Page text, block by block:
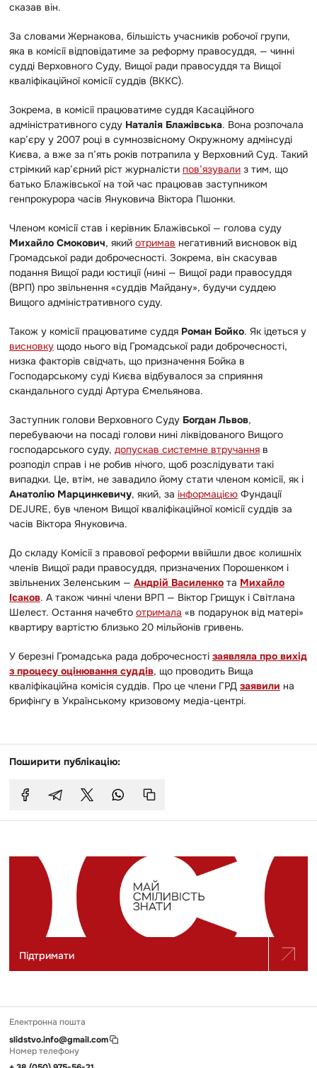
сказав він.
За словами Жернакова, більшість учасників робочої групи,
яка в комісії відповідатиме за реформу правосуддя, — чинні
судді Верховного Суду, Вищої ради правосуддя та Вищої
кваліфікаційної комісії суддів (ВККС).
Зокрема, в комісії працюватиме суддя Касаційного
адміністративного суду Наталія Блажівська. Вона розпочала
кар’єру у 2007 році в сумнозвісному Окружному адмінсуді
Києва, а вже за п’ять років потрапила у Верховний Суд. Такий
стрімкий кар’єрний ріст журналісти пов’язували з тим, що
батько Блажівської на той час працював заступником
генпрокурора часів Януковича Віктора Пшонки.
Членом комісії став і керівник Блажівської — голова суду
Михайло Смокович, який отримав негативний висновок від
Громадської ради доброчесності. Зокрема, він скасував
подання Вищої ради юстиції (нині — Вищої ради правосуддя
(ВРП) про звільнення «суддів Майдану», будучи суддею
Вищого адміністративного суду.
Також у комісії працюватиме суддя Роман Бойко. Як ідеться у
висновку щодо нього від Громадської ради доброчесності,
низка факторів свідчать, що призначення Бойка в
Господарському суді Києва відбувалося за сприяння
скандального судді Артура Ємельянова.
Заступник голови Верховного Суду Богдан Львов,
перебуваючи на посаді голови нині ліквідованого Вищого
господарського суду, допускав системне втручання в
розподіл справ і не робив нічого, щоб розслідувати такі
випадки. Це, втім, не завадило йому стати членом комісії, як і
Анатолію Марцинкевичу, який, за інформацією Фундації
DEJURE, був членом Вищої кваліфікаційної комісії суддів за
часів Віктора Януковича.
До складу Комісії з правової реформи ввійшли двоє колишніх
членів Вищої ради правосуддя, призначених Порошенком і
звільнених Зеленським — Андрій Василенко та Михайло
Ісаков. А також чинні члени ВРП — Віктор Грищук і Світлана
Шелест. Остання начебто отримала «в подарунок від матері»
квартиру вартістю близько 20 мільйонів гривень.
У березні Громадська рада доброчесності заявляла про вихід
з процесу оцінювання суддів, що проводить Вища
кваліфікаційна комісія суддів. Про це члени ГРД заявили на
брифінгу в Українському кризовому медіа-центрі.
Поширити публікацію:
Підтримати
Електронна пошта
slidstvo.info@gmail.com
Номер телефону